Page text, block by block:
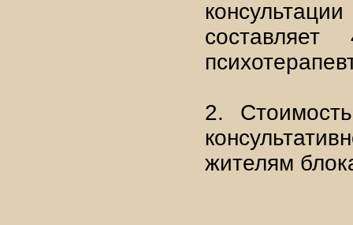
2.
жителям